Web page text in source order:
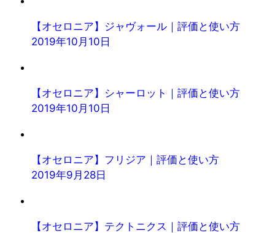
【オセロニア】ジャヴォール｜評価と使い方
2019年10月10日
【オセロニア】シャーロット｜評価と使い方
2019年10月10日
【オセロニア】フリジア｜評価と使い方
2019年9月28日
【オセロニア】テクトニクス｜評価と使い方